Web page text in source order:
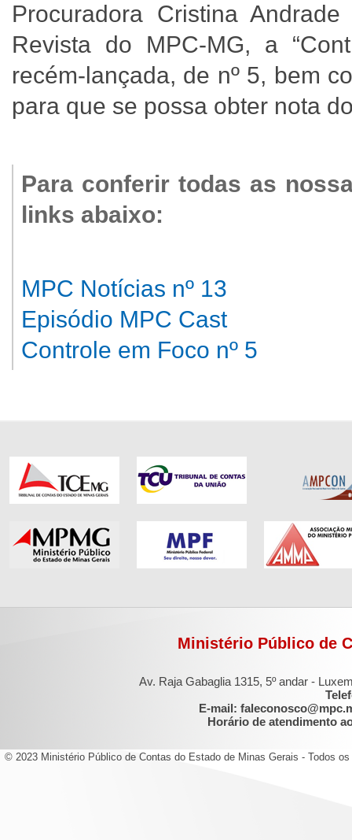
Procuradora Cristina
Revista do MPC-MG, a
recém-lançada, de nº 5, bem
para que se possa obter nota
Para conferir todas as
links abaixo:
MPC Notícias nº 13
Episódio MPC Cast
Controle em Foco nº 5
Ministério Público de
Av. Raja Gabaglia 1315, 5º andar -
E-mail:
Horário de atendimento
© 2023 Ministério Público de Contas do Estado de Minas Gerais - Todos